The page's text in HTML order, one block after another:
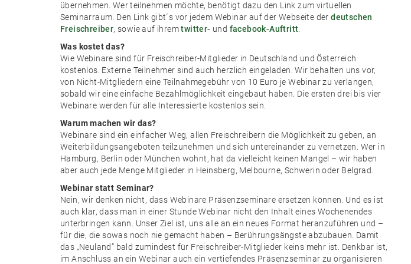
übernehmen. Wer teilnehmen möchte, benötigt dazu den Link zum virtuellen
Seminarraum. Den Link gibt´s vor jedem Webinar auf der Webseite derdeutschen
Freischreiber, sowie auf ihremtwitter- und facebook-Auftritt
Was kostet das?
Wie Webinare sind für Freischreiber-Mitglieder in Deutschland und Österreich
kostenlos. Externe Teilnehmer sind auch herzlich eingeladen. Wir behalten uns vor,
von Nicht-Mitgliedern eine Teilnahmegebühr von 10 Euro je Webinar zu verlangen,
sobald wir eine einfache Bezahlmöglichkeit eingebaut haben. Die ersten drei bis vier
Webinare werden für alle Interessierte kostenlos sein.
Warum machen wir das?
Webinare sind ein einfacher Weg, allen Freischreibern die Möglichkeit zu geben, an
Weiterbildungsangeboten teilzunehmen und sich untereinander zu vernetzen. Wer in
Hamburg, Berlin oder München wohnt, hat da vielleicht keinen Mangel – wir haben
aber auch jede Menge Mitglieder in Heinsberg, Melbourne, Schwerin oder Belgrad.
Webinar statt Seminar?
Nein, wir denken nicht, dass Webinare Präsenzseminare ersetzen können. Und es ist
auch klar, dass man in einer Stunde Webinar nicht den Inhalt eines Wochenendes
unterbringen kann. Unser Ziel ist, uns alle an ein neues Format heranzuführen und –
für die, die sowas noch nie gemacht haben – Berührungsängste abzubauen. Damit
das „Neuland” bald zumindest für Freischreiber-Mitglieder keins mehr ist. Denkbar ist,
im Anschluss an ein Webinar auch ein vertiefendes Präsenzseminar zu organisieren